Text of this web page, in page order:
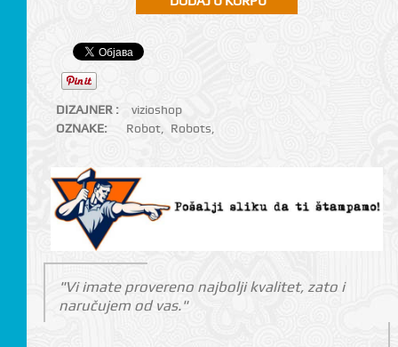
DIZAJNER :
vizioshop
OZNAKE:
Robot, Robots
"Vi imate provereno najbolji kvalitet, zato i
naručujem od vas."